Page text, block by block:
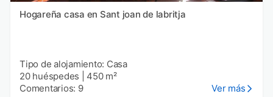
Hogareña casa en Sant joan de labritja
Tipo de alojamiento: Casa
20 huéspedes
450 m²
Comentarios: 9
Ver más